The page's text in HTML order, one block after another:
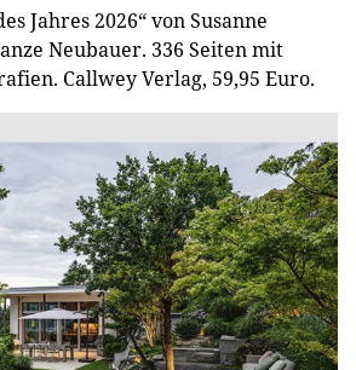
Jahres 2026“ von Susanne
Neubauer. 336 Seiten mit
Callwey Verlag, 59,95 Euro.